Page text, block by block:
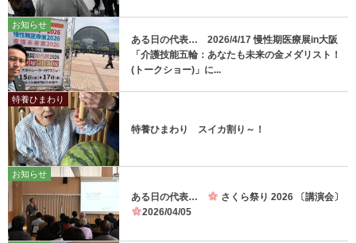
お知らせ
ある日の代表… 2026/4/17 慢性期医療展in大阪
「介護技能五輪：あなたも未来の金メダリスト！
(トークショー)」に...
特養ひまわり
特養ひまわり スイカ割り～！
お知らせ
ある日の代表…
さくら祭り 2026 〔講演会〕
2026/04/05